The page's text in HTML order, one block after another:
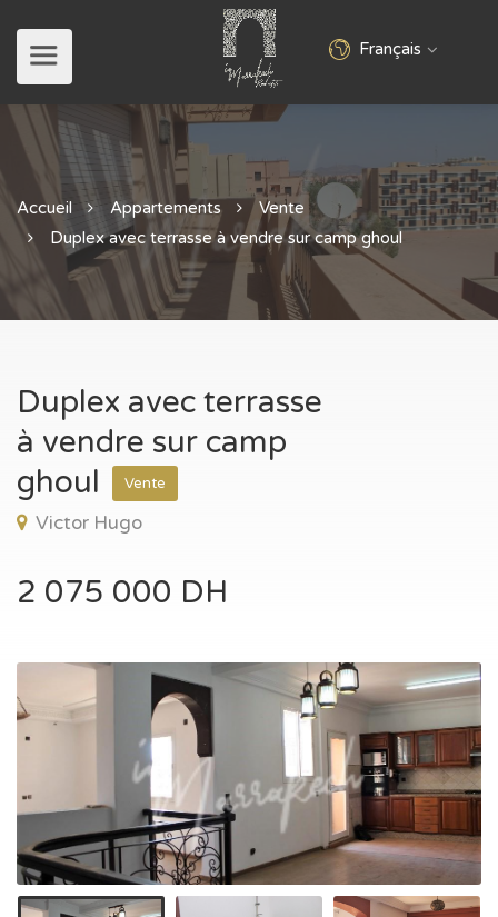
Français
Accueil Appartements
Vente
Duplex avec terrasse à vendre sur camp ghoul
Duplex avec terrasse
à vendre sur camp
ghoul
Vente
Victor Hugo
2 075 000 DH